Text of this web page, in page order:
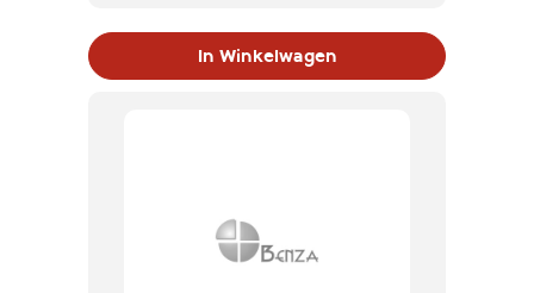
kinderen is niet alleen stijlvol, maar
In Winkelwagen